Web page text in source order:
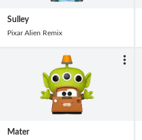
Sulley
Pixar Alien Remix
Mater